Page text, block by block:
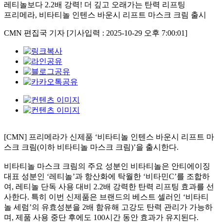
레티놀보다 2.2배 강력! 더 깊고 오래가는 탄력 리프팅
프리메라, 비타티놀 인텐스 바운시 리프트 마스크 크림 출시
CMN 편집국 기자 [기사입력 : 2025-10-29 오후 7:00:01]
[CMN] 프리메라가 신제품 ‘비타티놀 인텐스 바운시 리프트 마
스크 크림(이하 비타티놀 마스크 크림)’을 출시한다.
비타티놀 마스크 크림의 주요 성분인 비타티놀은 안티에이징
대표 성분인 ‘레티놀’과 항산화에 탁월한 ‘비타민C’를 조합하
여, 레티놀 단독 사용 대비 2.2배 강력한 탄력 리프팅 효과를 선
사한다. 특히 이번 신제품은 브랜드의 베스트 셀러인 ‘비타티
놀 세럼’의 유효성분을 2배 함유해 고강도 탄력 관리가 가능하
며, 제품 사용 중단 후에도 100시간 동안 효과가 유지된다.